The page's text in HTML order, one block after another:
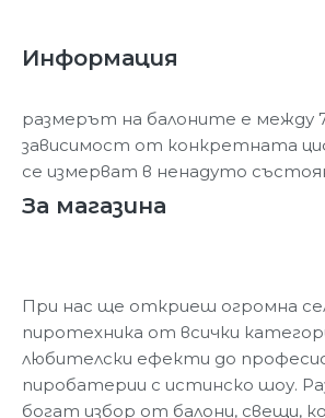
Информация
размерът на балоните е между
зависимост от конкретната
се измерват в ненадуто
За магазина
При нас ще откриеш огромна
пиротехника от всички
любителски ефекти до
пиробатерии с истинско шоу.
богат избор от балони, свещи,